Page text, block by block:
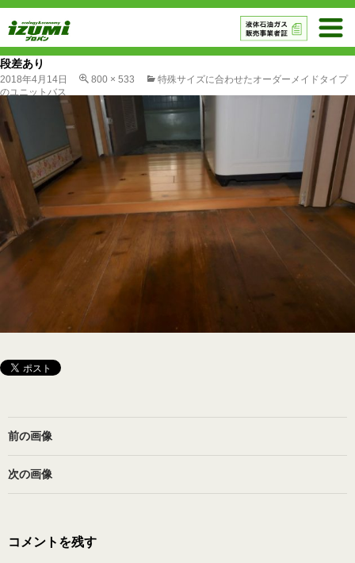
段差あり
2018年4月14日 800 × 533
特殊サイズに合わせたオーダーメイドタイプ
のユニットバス
前の画像
次の画像
コメントを残す